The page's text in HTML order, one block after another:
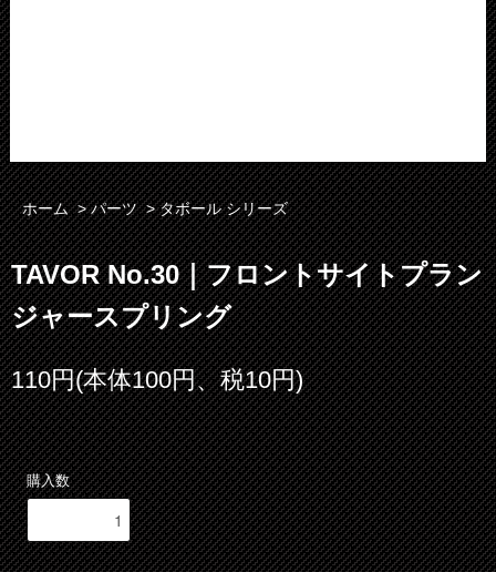
ホーム >パーツ >タボール シリーズ
TAVOR No.30｜フロントサイトプラン
ジャースプリング
110円(本体100円、税10円)
購入数